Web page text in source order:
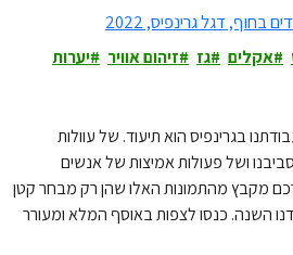
אקלים גז זיהום אוויר יערות
בגרינפיס הוא תיעוד. של עוולות
ושל פעולות אמיצות של אנשים
מקבץ מהתמונות האלו שהן רק מבחר קטן
השנה. כנסו לצפות באוסף המלא ומעורר
הבלתי פוסקים למען האנושות